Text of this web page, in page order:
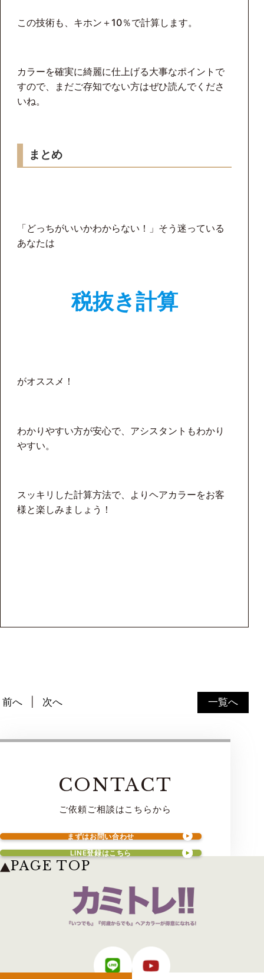
この技術も、キホン＋10％で計算します。
カラーを確実に綺麗に仕上げる大事なポイントで
すので、まだご存知でない方はぜひ読んでくださ
いね。
まとめ
「どっちがいいかわからない！」そう迷っている
あなたは
税抜き計算
がオススメ！
わかりやすい方が安心で、アシスタントもわかり
やすい。
スッキリした計算方法で、よりヘアカラーをお客
様と楽しみましょう！
一覧へ
前へ 次へ
CONTACT
ご依頼ご相談はこちらから
まずはお問い合わせ
LINE登録はこちら
PAGE TOP